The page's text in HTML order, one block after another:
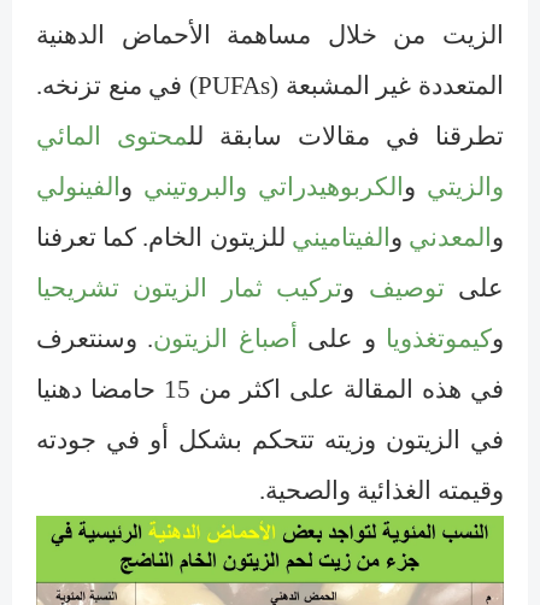
الزيت من خلال مساهمة الأحماض الدهنية
المتعددة غير المشبعة (PUFAs) في منع تزنخه.
تطرقنا في مقالات سابقة للمحتوى المائي
والزيتي و الكربوهيدراتي والبروتيني و الفينولي
و المعدني و الفيتاميني للزيتون الخام. كما تعرفنا
على توصيف وتركيب ثمار الزيتون تشريحيا
وكيموتغذويا و على أصباغ الزيتون. وسنتعرف
في هذه المقالة على اكثر من 15 حامضا دهنيا
في الزيتون وزيته تتحكم بشكل أو في جودته
وقيمته الغذائية والصحية.